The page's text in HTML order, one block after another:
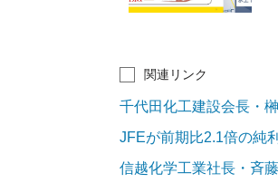
関連リンク
千代田化工建設会長・
JFEが前期比2.1倍の純
信越化学工業社長・斉